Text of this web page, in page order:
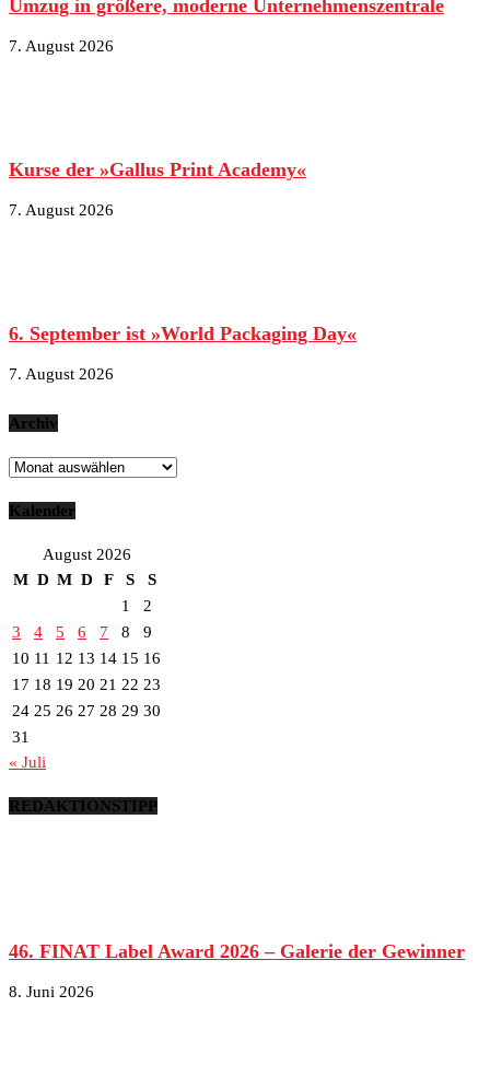
Umzug in größere, moderne Unternehmenszentrale
7. August 2026
Kurse der »Gallus Print Academy«
7. August 2026
6. September ist »World Packaging Day«
7. August 2026
Archiv
Archiv
Kalender
August 2026
M D M D F S
S
1
2
3
4 5 6 7 8
9
10 11 12 13 14 15 16
17 18 19 20 21 22 23
24 25 26 27 28 29 30
31
« Juli
REDAKTIONSTIPP
46. FINAT Label Award 2026 – Galerie der Gewinner
8. Juni 2026